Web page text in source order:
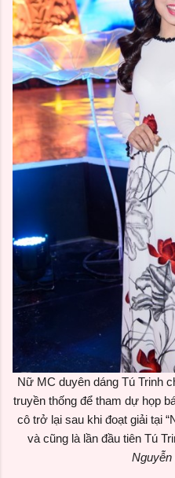
Nữ MC duyên dáng Tú Trinh
truyền thống để tham dự họp
cô trở lại sau khi đoạt giải tại
và cũng là lần đầu tiên Tú
Nguyễn